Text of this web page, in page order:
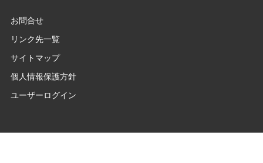
お問合せ
リンク先一覧
サイトマップ
個人情報保護方針
ユーザーログイン